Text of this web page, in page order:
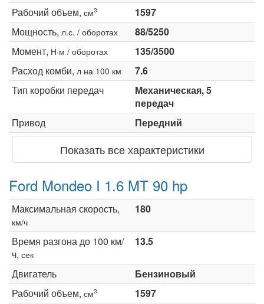
Рабочий объем, см3
1597
Мощность, л.с. / оборотах
88/5250
Момент, Н·м / оборотах
135/3500
Расход комби, л на 100 км
7.6
Тип коробки передач
Механическая, 5
передач
Привод
Передний
Показать все характеристики
Ford Mondeo I 1.6 MT 90 hp
Максимальная скорость,
км/ч
180
Время разгона до 100 км/
ч, сек
13.5
Двигатель
Бензиновый
Рабочий объем, см3
1597